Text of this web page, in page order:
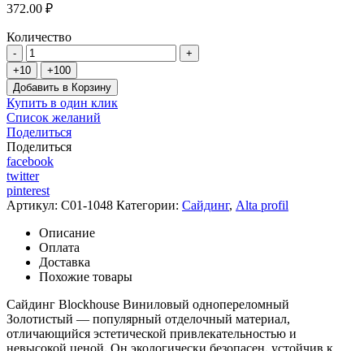
372.00 ₽
Количество
Добавить в Корзину
Купить в один клик
Список желаний
Поделиться
Поделиться
facebook
twitter
pinterest
Артикул: C01-1048 Категории: Сайдинг, Alta profil
Описание
Оплата
Доставка
Похожие товары
Сайдинг Blockhouse Виниловый однопереломный
Золотистый — популярный отделочный материал,
отличающийся эстетической привлекательностью и
невысокой ценой. Он экологически безопасен, устойчив к